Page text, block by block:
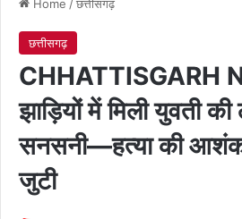
Home /छत्तीसगढ़
छत्तीसगढ़
CHHATTISGARH
झाड़ियों में मिली युवती
सनसनी—हत्या की
जुटी